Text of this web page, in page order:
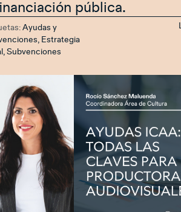
pública.
Ayudas y
, Estrategia
,Subvenciones